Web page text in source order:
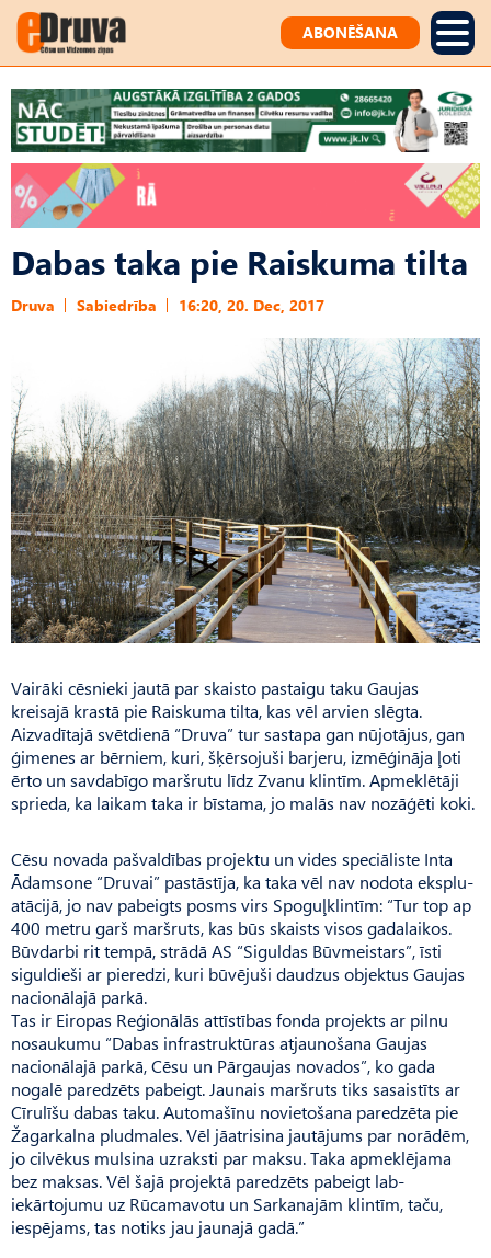
ABONĒŠANA
Dabas taka pie Raiskuma tilta
Druva Sabiedrība 16:20, 20. Dec, 2017
Vairāki cēsnieki jautā par skaisto pastaigu taku Gaujas
kreisajā krastā pie Raiskuma tilta, kas vēl arvien slēgta.
Aizvadītajā svētdienā “Druva” tur sastapa gan nūjotājus, gan
ģimenes ar bērniem, kuri, šķērsojuši barjeru, izmēģināja ļoti
ērto un savdabīgo maršrutu līdz Zvanu klintīm. Apmeklētāji
sprieda, ka laikam taka ir bīstama, jo malās nav nozāģēti koki.
Cēsu novada pašvaldības projektu un vides speciāliste Inta
Ādamsone “Druvai” pastāstīja, ka taka vēl nav nodota eksplu­
atācijā, jo nav pabeigts posms virs Spoguļklintīm: “Tur top ap
400 metru garš maršruts, kas būs skaists visos gadalaikos.
Būvdarbi rit tempā, strādā AS “Siguldas Būvmeistars”, īsti
siguldieši ar pieredzi, kuri būvējuši daudzus objektus Gaujas
nacionālajā parkā.
Tas ir Eiropas Reģionālās attīstības fonda projekts ar pilnu
nosaukumu “Dabas infrastruktūras atjaunošana Gaujas
nacionālajā parkā, Cēsu un Pārgaujas novados”, ko gada
nogalē paredzēts pabeigt. Jaunais maršruts tiks sasaistīts ar
Cīrulīšu dabas taku. Automašīnu novietošana paredzēta pie
Žagarkalna pludmales. Vēl jāatrisina jautājums par norādēm,
jo cilvēkus mulsina uzraksti par maksu. Taka apmeklējama
bez maksas. Vēl šajā projektā paredzēts pabeigt lab­
iekārtojumu uz Rūcamavotu un Sarkanajām klintīm, taču,
iespējams, tas notiks jau jaunajā gadā.”